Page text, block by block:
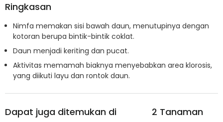
Ringkasan
Nimfa memakan sisi bawah daun, menutupinya dengan
kotoran berupa bintik-bintik coklat.
Daun menjadi keriting dan pucat.
Aktivitas memamah biaknya menyebabkan area klorosis,
yang diikuti layu dan rontok daun.
Dapat juga ditemukan di 2 Tanaman